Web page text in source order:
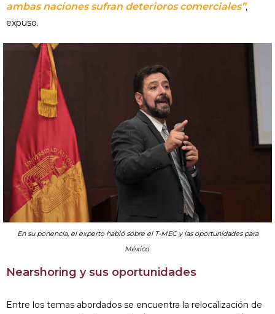
ambas naciones sufran deterioros comerciales”,
expuso.
En su ponencia, el experto habló sobre el T-MEC y las oportunidades para
México.
Nearshoring y sus oportunidades
Entre los temas abordados se encuentra la relocalización de